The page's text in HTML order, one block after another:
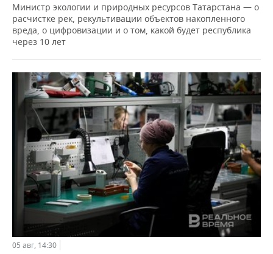
Министр экологии и природных ресурсов Татарстана — о
расчистке рек, рекультивации объектов накопленного
вреда, о цифровизации и о том, какой будет республика
через 10 лет
05 авг, 14:30